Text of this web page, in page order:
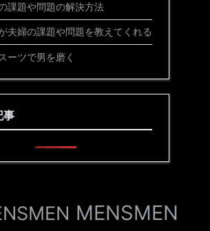
課題や問題の解決方法
夫婦の課題や問題を教えてくれる
ーツで男を磨く
事
MENSMEN